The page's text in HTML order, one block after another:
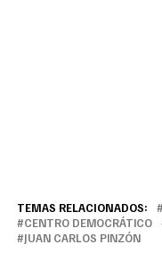
TEMAS RELACIONADOS:
CENTRO DEMOCRÁTICO
JUAN CARLOS PINZÓN